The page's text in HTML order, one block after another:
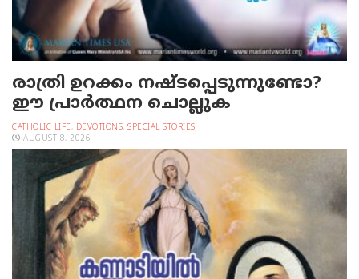
രാത്രി ഉറക്കം നഷ്ടപ്പെടുന്നുണ്ടോ?
ഈ പ്രാര്‍ത്ഥന ചൊല്ലുക
CATHOLIC LIFE, DEVOTIONS, SPECIAL STORIES
AUGUST 8, 2026